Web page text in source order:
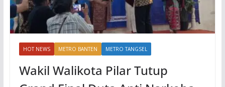
HOT NEWS METRO BANTEN METRO TANGSEL
Wakil Walikota Pilar Tutup